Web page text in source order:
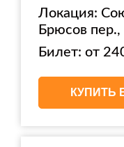
Локация:
Брюсов
Билет: от
КУПИТЬ